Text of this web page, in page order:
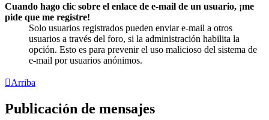
Cuando hago clic sobre el enlace de e-mail de un usuario, ¡me
pide que me registre!
Solo usuarios registrados pueden enviar e-mail a otros
usuarios a través del foro, si la administración habilita la
opción. Esto es para prevenir el uso malicioso del sistema de
e-mail por usuarios anónimos.
Arriba
Publicación de mensajes